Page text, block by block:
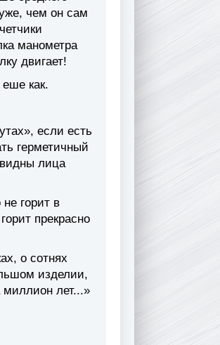
чем он сам
манометра
двигает!
как.
если есть
герметичный
лица
горит в
прекрасно
о сотнях
изделии,
миллион лет...»